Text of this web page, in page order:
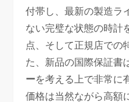
付帯し、最新の製造ラ
ない完璧な状態の時計
点、そして正規店での
た、新品の国際保証書
ーを考える上で非常に
価格は当然ながら高額